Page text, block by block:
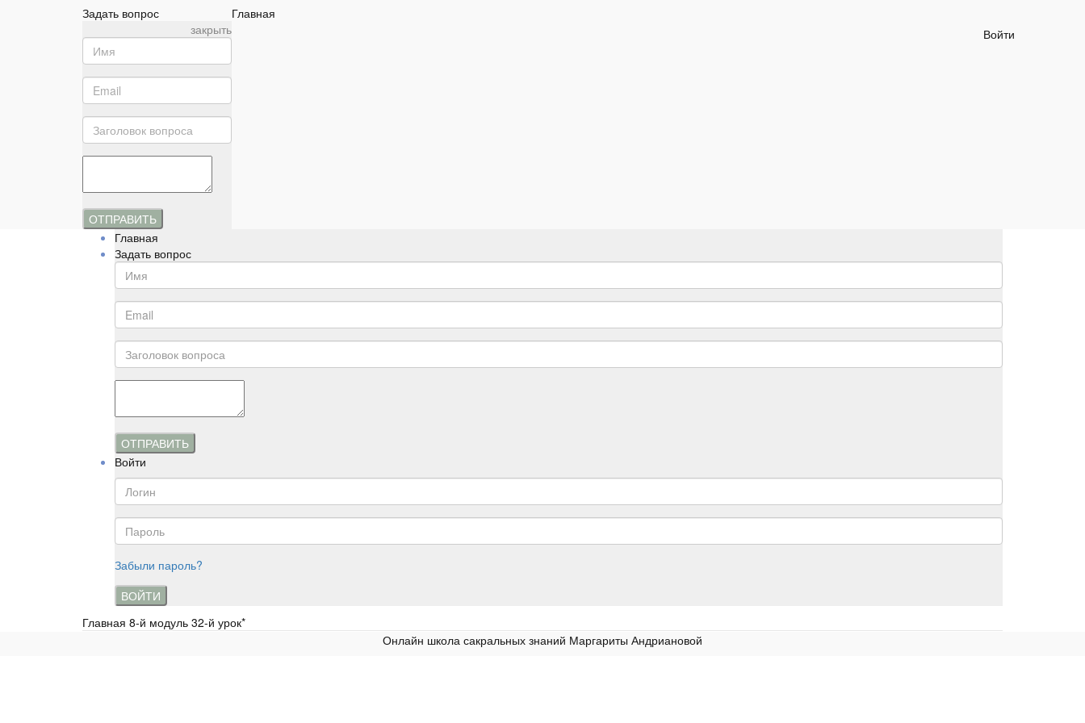
Главная
Задать вопрос
закрыть
ОТПРАВИТЬ
Войти
Главная
Задать вопрос
ОТПРАВИТЬ
Войти
Забыли пароль?
ВОЙТИ
Главная 8-й модуль 32-й урок*
Онлайн школа сакральных знаний Маргариты Андриановой